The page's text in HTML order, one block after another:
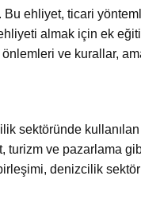
Bu ehliyet, ticari
almak için ek
ve kurallar,
sektöründe
turizm ve pazarlama
denizcilik